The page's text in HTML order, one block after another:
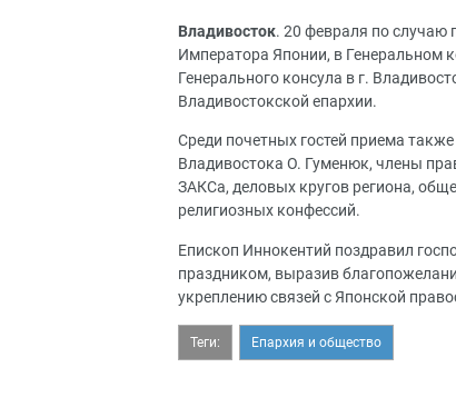
Владивосток. 20 февраля по случаю
Императора Японии, в Генеральном
Генерального консула в г.
Владивостокской епархии.
Среди почетных гостей приема
Владивостока О. Гуменюк, члены
ЗАКСа, деловых кругов региона,
религиозных конфессий.
Епископ Иннокентий поздравил
праздником, выразив
укреплению связей с Японской
Теги: Епархия и общество